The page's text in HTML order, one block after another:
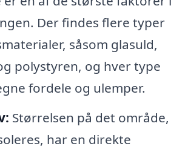
Der findes flere typer
såsom glasuld,
polystyren, og hver type
fordele og ulemper.
Størrelsen på det område,
har en direkte